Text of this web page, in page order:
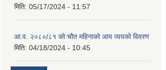
मिति: 05/17/2024 - 11:57
आ.व. २०८०/८१ को चौत महिनाको आय व्ययको विवरण
मिति: 04/18/2024 - 10:45